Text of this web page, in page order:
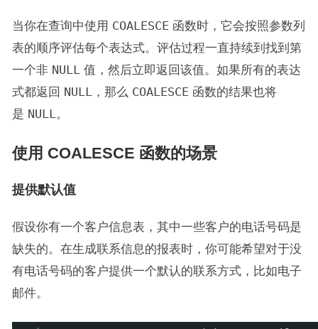
当你在查询中使用 COALESCE 函数时，它会按照参数列
表的顺序评估每个表达式。评估过程一直持续到找到第
一个非 NULL 值，然后立即返回该值。如果所有的表达
式都返回 NULL ，那么 COALESCE 函数的结果也将
是 NULL。
使用 COALESCE 函数的场景
提供默认值
假设你有一个客户信息表，其中一些客户的电话号码是
缺失的。在生成联系信息的报表时，你可能希望对于没
有电话号码的客户提供一个默认的联系方式，比如电子
邮件。